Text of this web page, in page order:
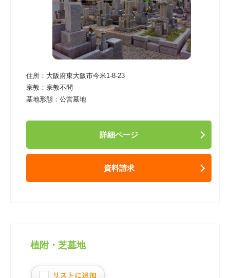
住所： 大阪府東大阪市今米1-8-23
宗教： 宗教不問
墓地形態： 公営墓地
詳細ページ
資料請求
植附・芝墓地